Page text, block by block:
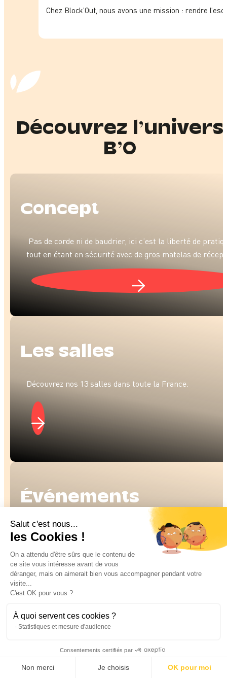
Salut c'est nous...
les Cookies !
On a attendu d'être sûrs que le contenu de
ce site vous intéresse avant de vous
déranger, mais on aimerait bien vous accompagner pendant votre
visite...
C'est OK pour vous ?
À quoi servent ces cookies ?
Statistiques et mesure d'audience
Consentements certifiés par
Non merci Je choisis OK pour moi
Chez Block’Out, nous avons une mission : rendre
Découvrez l’univers
B’O
Con­cept
Pas de corde ni de baudrier, ici c’est la liberté de
tout en étant en sécurité avec de gros matelas de
Les salles
Découvrez nos 13 salles dans toute la France.
Événe­ments
De la grimpe, de la bonne humeur et un soupçon de
Restau
Chez Block’Out, on ne vient pas seulement pour